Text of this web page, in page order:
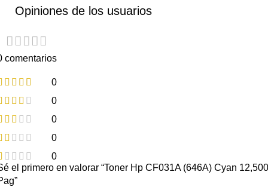
Opiniones de los usuarios
comentarios
0
0
0
0
0
el primero en valorar “Toner Hp CF031A (646A) Cyan 12,500